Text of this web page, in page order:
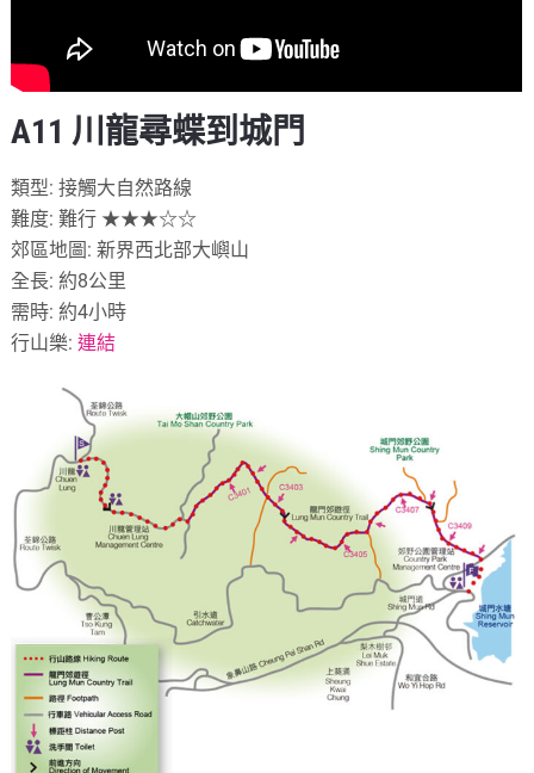
A11 川龍尋蝶到城門
類型: 接觸大自然路線
難度: 難行 ★★★☆☆
郊區地圖: 新界西北部大嶼山
全長: 約8公里
需時: 約4小時
行山樂:連結